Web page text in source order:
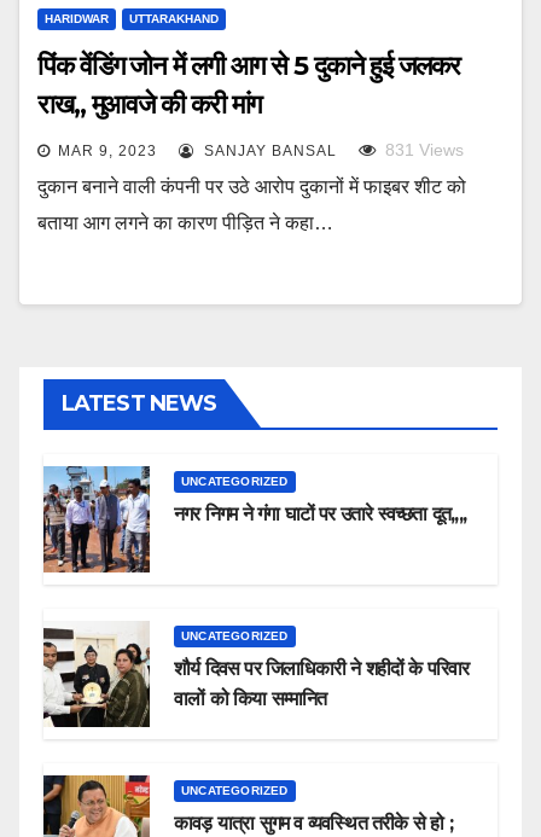
HARIDWAR UTTARAKHAND
पिंक वेंडिंग जोन में लगी आग से 5 दुकाने हुई जलकर
राख,, मुआवजे की करी मांग
MAR 9, 2023 SANJAY BANSAL 831 Views
दुकान बनाने वाली कंपनी पर उठे आरोप दुकानों में फाइबर शीट को
बताया आग लगने का कारण पीड़ित ने कहा…
LATEST NEWS
UNCATEGORIZED
नगर निगम ने गंगा घाटों पर उतारे स्वच्छता दूत,,,,
UNCATEGORIZED
शौर्य दिवस पर जिलाधिकारी ने शहीदों के परिवार
वालों को किया सम्मानित
UNCATEGORIZED
कावड़ यात्रा सुगम व व्यवस्थित तरीके से हो ;